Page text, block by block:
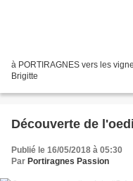
à PORTIRAGNES vers les vignes
Brigitte
Découverte de
Publié le 16/05/2018 à 05:30
Par Portiragnes Passion